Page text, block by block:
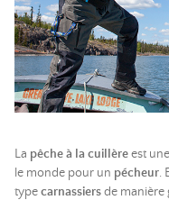
La pêche à la cuillèreest
le monde pour un pécheur.
typecarnassiersde manière